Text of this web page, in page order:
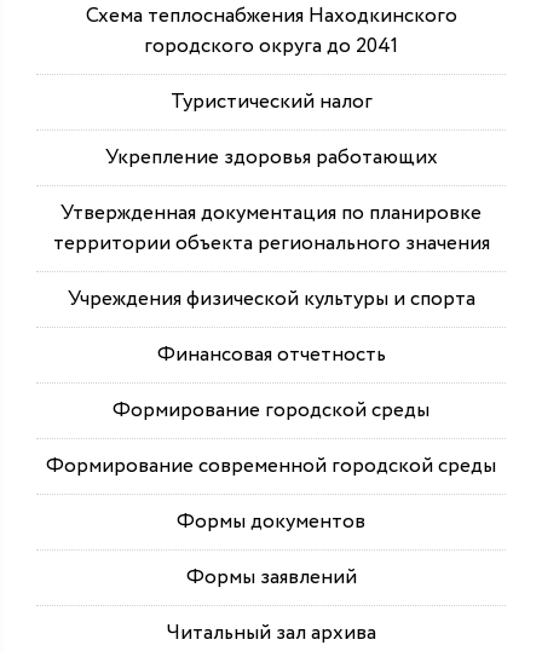
Схема теплоснабжения Находкинского
городского округа до 2041
Туристический налог
Укрепление здоровья работающих
Утвержденная документация по планировке
территории объекта регионального значения
Учреждения физической культуры и спорта
Финансовая отчетность
Формирование городской среды
Формирование современной городской среды
Формы документов
Формы заявлений
Читальный зал архива